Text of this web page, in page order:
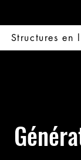
Structures en